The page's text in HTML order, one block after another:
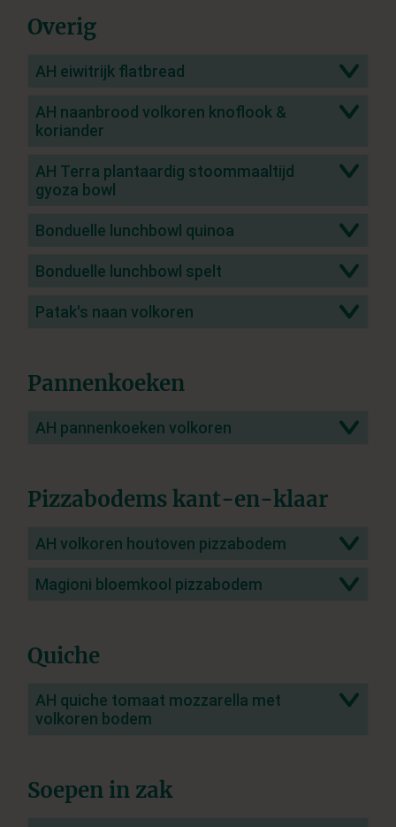
Overig
AH eiwitrijk flatbread
AH naanbrood volkoren knoflook &
koriander
AH Terra plantaardig stoommaaltijd
gyoza bowl
Bonduelle lunchbowl quinoa
Bonduelle lunchbowl spelt
Patak's naan volkoren
Pannenkoeken
AH pannenkoeken volkoren
Pizzabodems kant-en-klaar
AH volkoren houtoven pizzabodem
Magioni bloemkool pizzabodem
Quiche
AH quiche tomaat mozzarella met
volkoren bodem
Soepen in zak